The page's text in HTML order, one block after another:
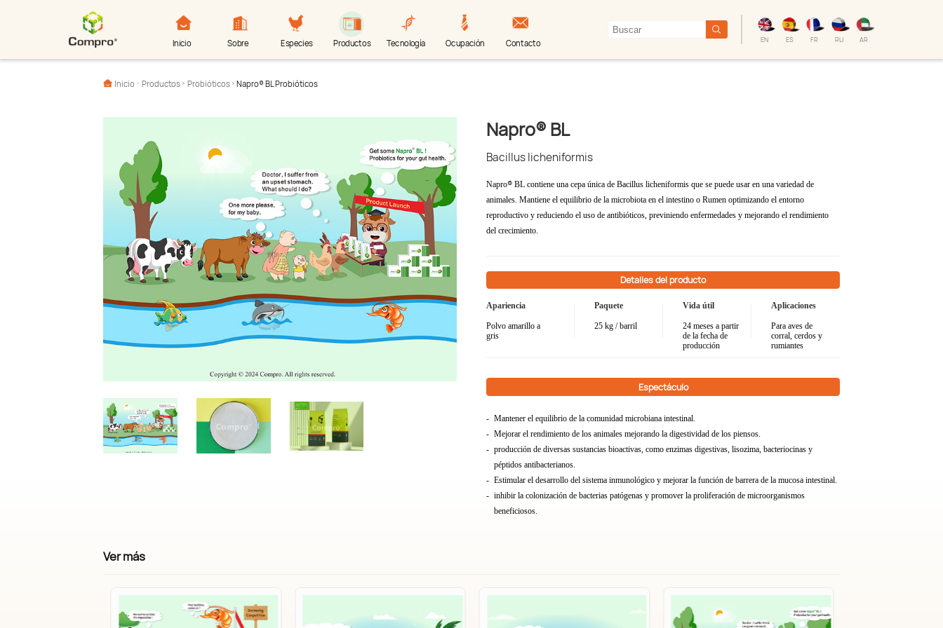
Inicio Sobre Especies Productos Tecnología Ocupación Contacto EN ES FR RU AR
Inicio Productos Probióticos Napro® BL Probióticos
Napro® BL
Bacillus licheniformis
Napro® BL contiene una cepa única de Bacillus licheniformis que se puede usar en una variedad de
animales. Mantiene el equilibrio de la microbiota en el intestino o Rumen optimizando el entorno
reproductivo y reduciendo el uso de antibióticos, previniendo enfermedades y mejorando el rendimiento
del crecimiento.
Detalles del producto
Apariencia
Polvo amarillo a
gris
Paquete
25 kg / barril
Vida útil
24 meses a partir
de la fecha de
producción
Aplicaciones
Para aves de
corral, cerdos y
rumiantes
Espectáculo
Mantener el equilibrio de la comunidad microbiana intestinal.
Mejorar el rendimiento de los animales mejorando la digestividad de los piensos.
producción de diversas sustancias bioactivas, como enzimas digestivas, lisozima, bacteriocinas y
péptidos antibacterianos.
Estimular el desarrollo del sistema inmunológico y mejorar la función de barrera de la mucosa intestinal.
inhibir la colonización de bacterias patógenas y promover la proliferación de microorganismos
beneficiosos.
Ver más